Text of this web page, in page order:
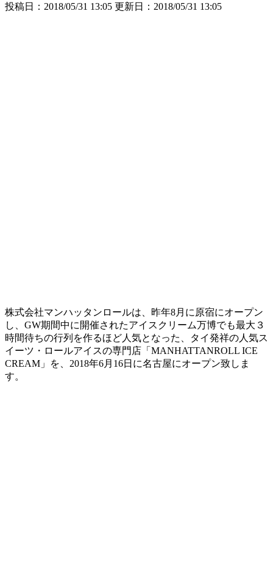
投稿日：2018/05/31 13:05 更新日： 2018/05/31 13:05
株式会社マンハッタンロールは、昨年8月に原宿にオープン
し、GW期間中に開催されたアイスクリーム万博でも最大３
時間待ちの行列を作るほど人気となった、タイ発祥の人気ス
イーツ・ロールアイスの専門店「MANHATTANROLL ICE
CREAM」を、2018年6月16日に名古屋にオープン致しま
す。